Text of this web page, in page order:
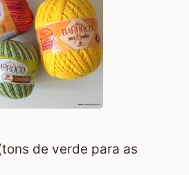
de verde para as